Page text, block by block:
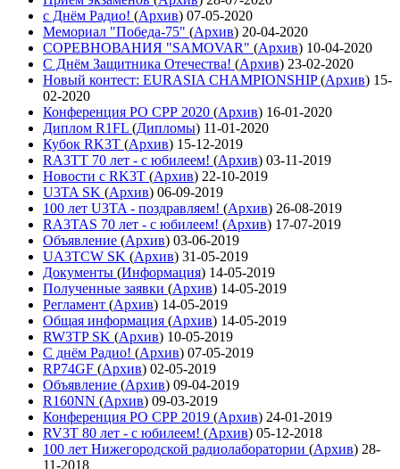
с Днём Радио! (Архив) 07-05-2020
Мемориал "Победа-75" (Архив) 20-04-2020
СОРЕВНОВАНИЯ "SAMOVAR" (Архив) 10-04-2020
С Днём Защитника Отечества! (Архив) 23-02-2020
Новый контест: EURASIA CHAMPIONSHIP(Архив) 15-
02-2020
Конференция РО СРР 2020 (Архив) 16-01-2020
Диплом R1FL (Дипломы) 11-01-2020
Кубок RK3T (Архив) 15-12-2019
RA3TT 70 лет - с юбилеем! (Архив) 03-11-2019
Новости с RK3T (Архив) 22-10-2019
U3TA SK (Архив) 06-09-2019
100 лет U3TA - поздравляем! (Архив) 26-08-2019
RA3TAS 70 лет - с юбилеем! (Архив) 17-07-2019
Объявление (Архив) 03-06-2019
UA3TCW SK (Архив) 31-05-2019
Документы (Информация) 14-05-2019
Полученные заявки (Архив) 14-05-2019
Регламент (Архив) 14-05-2019
Общая информация (Архив) 14-05-2019
RW3TP SK (Архив) 10-05-2019
С днём Радио! (Архив) 07-05-2019
RP74GF (Архив) 02-05-2019
Объявление (Архив) 09-04-2019
R160NN (Архив) 09-03-2019
Конференция РО СРР 2019 (Архив) 24-01-2019
RV3T 80 лет - с юбилеем! (Архив) 05-12-2018
100 лет Нижегородской радиолаборатории (Архив) 28-
11-2018